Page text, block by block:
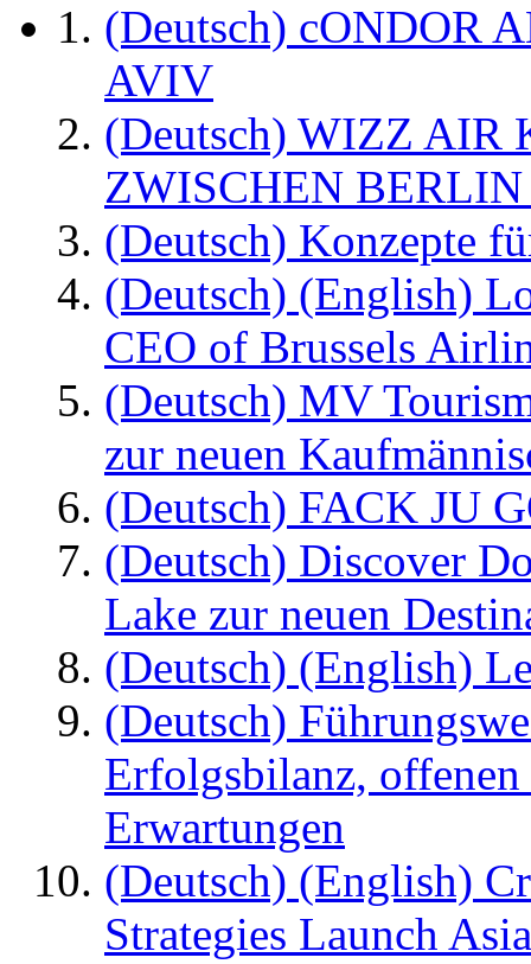
(Deutsch) cONDOR
AVIV
(Deutsch) WIZZ AIR
ZWISCHEN
(Deutsch) Konzepte
(Deutsch) (English)
CEO of Brussels
(Deutsch) MV
zur neuen
(Deutsch) FACK JU
(Deutsch) Discover
Lake zur neuen
(Deutsch) (English)
(Deutsch)
Erfolgsbilanz,
Erwartungen
(Deutsch) (English)
Strategies Launch